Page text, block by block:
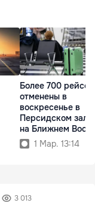
Более 700 рейсов
отменены в
воскресенье в
Персидском
на Ближнем
1 Мар. 13:14
3 013